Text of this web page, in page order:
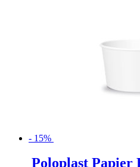
- 15%
Poloplast Papier